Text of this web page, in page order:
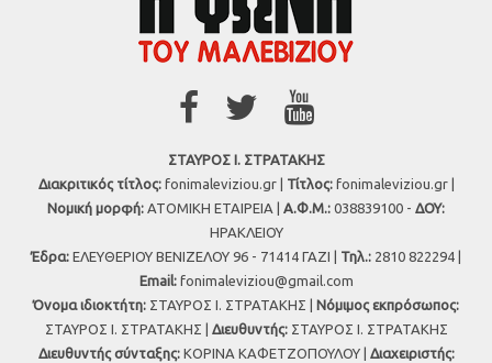
ΣΤΑΥΡΟΣ Ι. ΣΤΡΑΤΑΚΗΣ
Διακριτικός τίτλος:fonimaleviziou.gr | Τίτλος:fonimaleviziou.gr |
Νομική μορφή: ΑΤΟΜΙΚΗ ΕΤΑΙΡΕΙΑ | Α.Φ.Μ.: 038839100 - ΔΟΥ:
ΗΡΑΚΛΕΙΟΥ
Έδρα: ΕΛΕΥΘΕΡΙΟΥ ΒΕΝΙΖΕΛΟΥ 96 - 71414 ΓΑΖΙ | Τηλ.: 2810 822294 |
Εmail: fonimaleviziou@gmail.com
Όνομα ιδιοκτήτη: ΣΤΑΥΡΟΣ Ι. ΣΤΡΑΤΑΚΗΣ | Νόμιμος εκπρόσωπος:
ΣΤΑΥΡΟΣ Ι. ΣΤΡΑΤΑΚΗΣ | Διευθυντής:ΣΤΑΥΡΟΣ Ι. ΣΤΡΑΤΑΚΗΣ
Διευθυντής σύνταξης:ΚΟΡΙΝΑ ΚΑΦΕΤΖΟΠΟΥΛΟΥ | Διαχειριστής: